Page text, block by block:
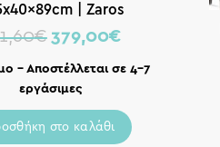
| Zaros
€ 379,00€
– Αποστέλλεται σε 4-7
εργάσιμες
στο καλάθι